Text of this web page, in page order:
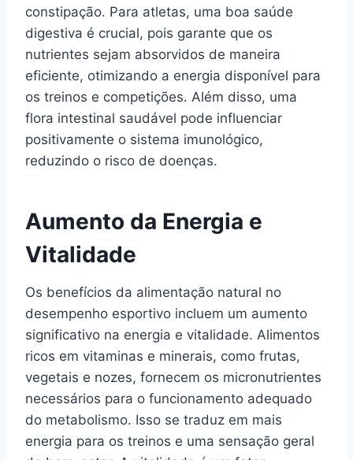
constipação. Para atletas, uma boa saúde
digestiva é crucial, pois garante que os
nutrientes sejam absorvidos de maneira
eficiente, otimizando a energia disponível para
os treinos e competições. Além disso, uma
flora intestinal saudável pode influenciar
positivamente o sistema imunológico,
reduzindo o risco de doenças.
Aumento da Energia e
Vitalidade
Os benefícios da alimentação natural no
desempenho esportivo incluem um aumento
significativo na energia e vitalidade. Alimentos
ricos em vitaminas e minerais, como frutas,
vegetais e nozes, fornecem os micronutrientes
necessários para o funcionamento adequado
do metabolismo. Isso se traduz em mais
energia para os treinos e uma sensação geral